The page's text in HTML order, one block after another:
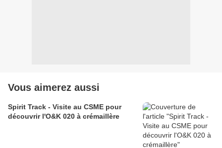
Vous aimerez aussi
Spirit Track - Visite au CSME pour
découvrir l'O&K 020 à crémaillère